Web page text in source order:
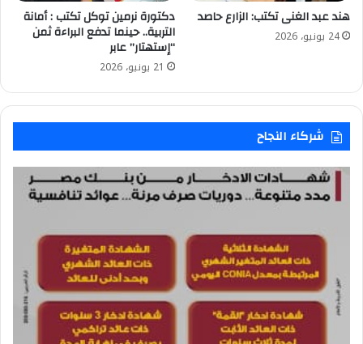
هند عبد الغنى تكتب: الزارع حاصد
24 يونيو، 2026
دكتورة نرمين توكل تكتب : ​أمانة
التربية.. حينما تدفع البراءة ثمن
“إستهتار” عابر
21 يونيو، 2026
شركاء النجاح